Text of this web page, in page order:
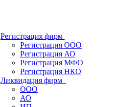
Регистрация фирм
Регистрация ООО
Регистрация АО
Регистрация МФО
Регистрация НКО
Ликвидация фирм
ООО
АО